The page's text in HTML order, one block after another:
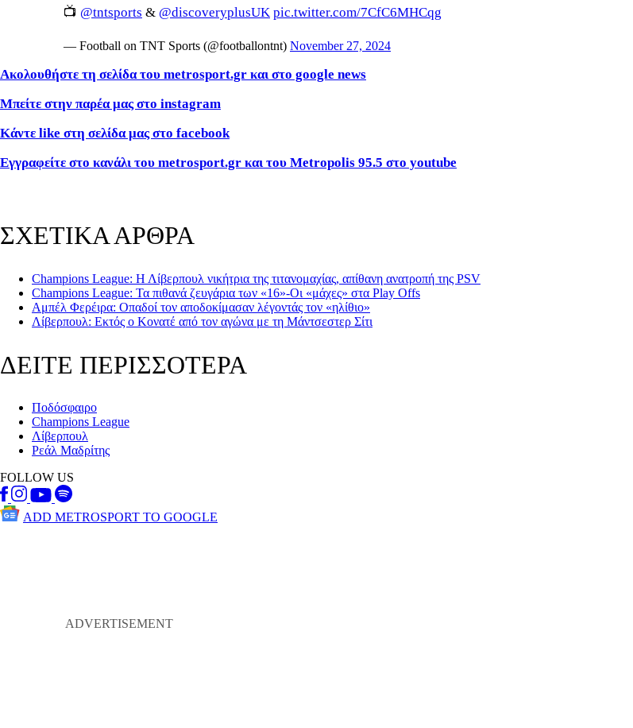
📺 @tntsports & @discoveryplusUK pic.twitter.com/7CfC6MHCqg
— Football on TNT Sports (@footballontnt) November 27, 2024
Ακολουθήστε τη σελίδα του metrosport.gr και στο google news
Μπείτε στην παρέα μας στο instagram
Κάντε like στη σελίδα μας στο facebook
Εγγραφείτε στο κανάλι του metrosport.gr και του Metropolis 95.5 στο youtube
ΣΧΕΤΙΚΑ ΑΡΘΡΑ
Champions League: Η Λίβερπουλ νικήτρια της τιτανομαχίας, απίθανη ανατροπή της PSV
Champions League: Τα πιθανά ζευγάρια των «16»-Οι «μάχες» στα Play Offs
Αμπέλ Φερέιρα: Οπαδοί τον αποδοκίμασαν λέγοντάς τον «ηλίθιο»
Λίβερπουλ: Εκτός ο Κονατέ από τον αγώνα με τη Μάντσεστερ Σίτι
ΔΕΙΤΕ ΠΕΡΙΣΣΟΤΕΡΑ
Ποδόσφαιρο
Champions League
Λίβερπουλ
Ρεάλ Μαδρίτης
FOLLOW US
ADD METROSPORT TO GOOGLE